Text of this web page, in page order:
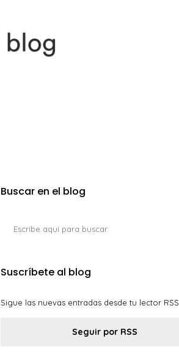
Buscar en el blog
Suscríbete al blog
Sigue las nuevas entradas desde tu lector RSS.
Seguir por RSS